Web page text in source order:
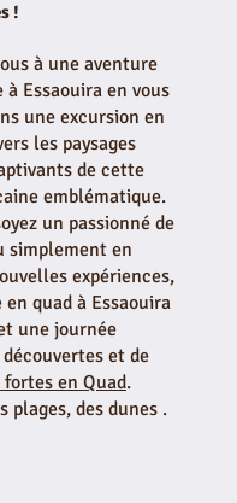
!
à une aventure
Essaouira en vous
une excursion en
les paysages
de cette
emblématique.
un passionné de
simplement en
expériences,
en quad à Essaouira
une journée
et de
en Quad.
plages, des dunes .